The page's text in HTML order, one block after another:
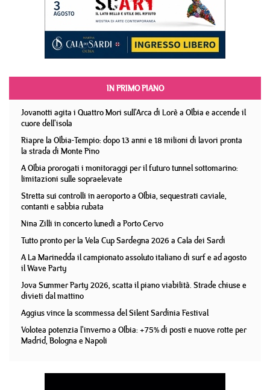
IN PRIMO PIANO
Jovanotti agita i Quattro Mori sull'Arca di Lorè a Olbia e accende il
cuore dell'isola
Riapre la Olbia-Tempio: dopo 13 anni e 18 milioni di lavori pronta
la strada di Monte Pino
A Olbia prorogati i monitoraggi per il futuro tunnel sottomarino:
limitazioni sulle sopraelevate
Stretta sui controlli in aeroporto a Olbia, sequestrati caviale,
contanti e sabbia rubata
Nina Zilli in concerto lunedì a Porto Cervo
Tutto pronto per la Vela Cup Sardegna 2026 a Cala dei Sardi
A La Marinedda il campionato assoluto italiano di surf e ad agosto
il Wave Party
Jova Summer Party 2026, scatta il piano viabilità. Strade chiuse e
divieti dal mattino
Aggius vince la scommessa del Silent Sardinia Festival
Volotea potenzia l'inverno a Olbia: +75% di posti e nuove rotte per
Madrid, Bologna e Napoli